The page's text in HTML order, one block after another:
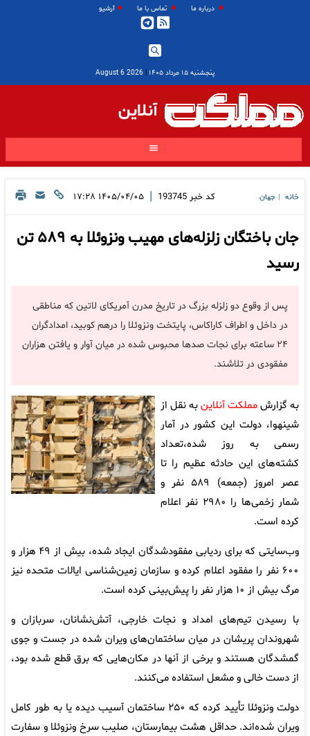
درباره ما تماس با ما آرشیو
پنجشنبه ۱۵ مرداد ۱۴۰۵ |
2026 August 6
آنلاین
خانه جهان کد خبر 193745
| ۱۴۰۵/۰۴/۰۵ ۱۷:۲۸
جان باختگان زلزله‌های مهیب ونزوئلا به ۵۸۹ تن
رسید
پس از وقوع دو زلزله بزرگ در تاریخ مدرن آمریکای لاتین که مناطقی
در داخل و اطراف کاراکاس، پایتخت ونزوئلا را درهم کوبید، امدادگران
۲۴ ساعته برای نجات صدها محبوس شده در میان آوار و یافتن هزاران
مفقودی در تلاشند.
به گزارشمملکت آنلاینبه نقل از
شینهوا، دولت این کشور در آمار
رسمی به روز شده،تعداد
کشته‌های این حادثه عظیم را تا
عصر امروز (جمعه) ۵۸۹ نفر و
شمار زخمی‌ها را ۲۹۸۰ نفر اعلام
کرده است.
وب‌سایتی که برای ردیابی مفقودشدگان ایجاد شده، بیش از ۴۹ هزار و
۶۰۰ نفر را مفقود اعلام کرده و سازمان زمین‌شناسی ایالات متحده نیز
مرگ بیش از ۱۰ هزار نفر را پیش‌بینی کرده است.
با رسیدن تیم‌های امداد و نجات خارجی، آتش‌نشانان، سربازان و
شهروندان پریشان در میان ساختمان‌های ویران شده در جست و جوی
گمشدگان هستند و برخی از آنها در مکان‌هایی که برق قطع شده بود،
از دست خالی و مشعل استفاده می‌کنند.
دولت ونزوئلا تأیید کرده که ۲۵۰ ساختمان آسیب دیده یا به طور کامل
ویران شده‌اند. حداقل هشت بیمارستان، صلیب سرخ ونزوئلا و سفارت